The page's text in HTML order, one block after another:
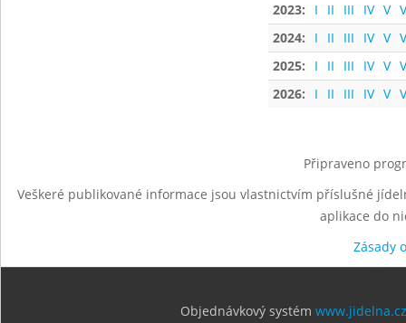
2023:
I II III IV V
2024:
I II III IV V
2025:
I II III IV V
2026:
I II III IV V
Připraveno
Veškeré publikované informace jsou vlastnictvím příslušné
aplikace do
Zásady
Objednávkový systém www.jidelna.cz